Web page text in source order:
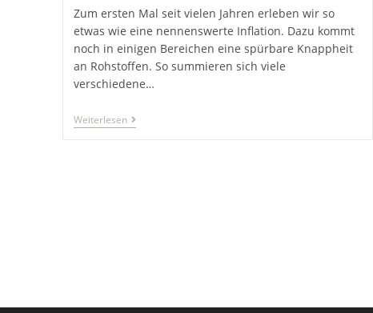
Zum ersten Mal seit vielen Jahren erleben wir so
etwas wie eine nennenswerte Inflation. Dazu kommt
noch in einigen Bereichen eine spürbare Knappheit
an Rohstoffen. So summieren sich viele
verschiedene…
WeiterlesenInflation
Und